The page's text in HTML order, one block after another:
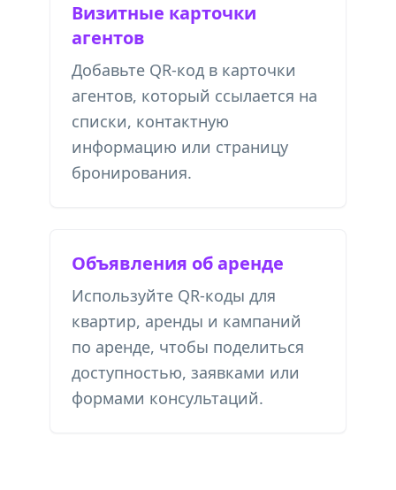
Визитные карточки
агентов
Добавьте QR-код в карточки
агентов, который ссылается на
списки, контактную
информацию или страницу
бронирования.
Объявления об аренде
Используйте QR-коды для
квартир, аренды и кампаний
по аренде, чтобы поделиться
доступностью, заявками или
формами консультаций.